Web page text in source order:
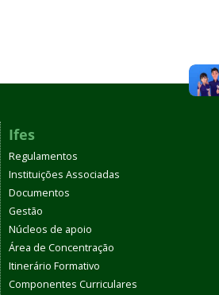
Ifes
Regulamentos
Instituições Associadas
Documentos
Gestão
Núcleos de apoio
Área de Concentração
Itinerário Formativo
Componentes Curriculares